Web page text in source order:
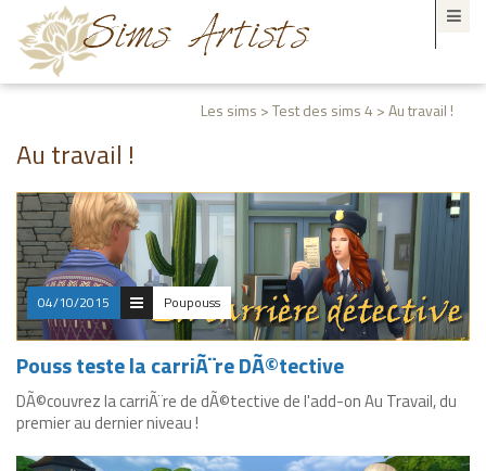
Les sims > Test des sims 4 > Au travail !
Au travail !
04/10/2015 Poupouss
Pouss teste la carriÃ¨re DÃ©tective
DÃ©couvrez la carriÃ¨re de dÃ©tective de l'add-on Au Travail, du
premier au dernier niveau !